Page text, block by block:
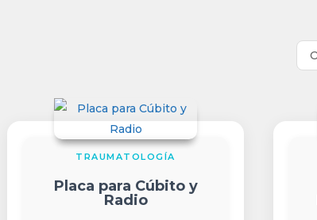
TRAUMATOLOGÍA
Placa para Cúbito y
Radio